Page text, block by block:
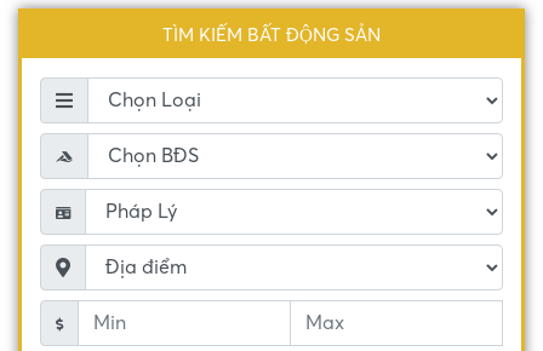
TÌM KIẾM BẤT ĐỘNG SẢN